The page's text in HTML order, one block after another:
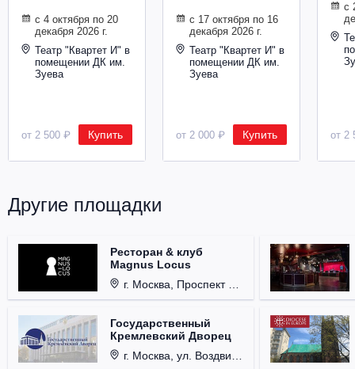
с 4 октября по 20
декабря 2026 г.
Театр "Квартет И" в
помещении ДК им.
Зуева
от 2 500 ₽ Купить
с 17 октября по 16
декабря 2026 г.
Театр "Квартет И" в
помещении ДК им.
Зуева
от 2 000 ₽ Купить
с
от 2
Другие площадки
Ресторан & клуб
Magnus Locus
г. Москва, Проспект Мира, д. 12, стр. 9.
Государственный
Кремлевский Дворец
г. Москва, ул. Воздвиженка, д. 1, Кремль.